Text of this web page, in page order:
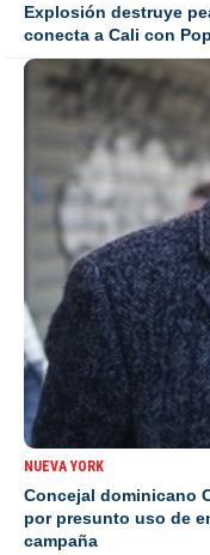
Explosión destruye
conecta a Cali con
NUEVA YORK
Concejal dominicano
por presunto uso de
campaña